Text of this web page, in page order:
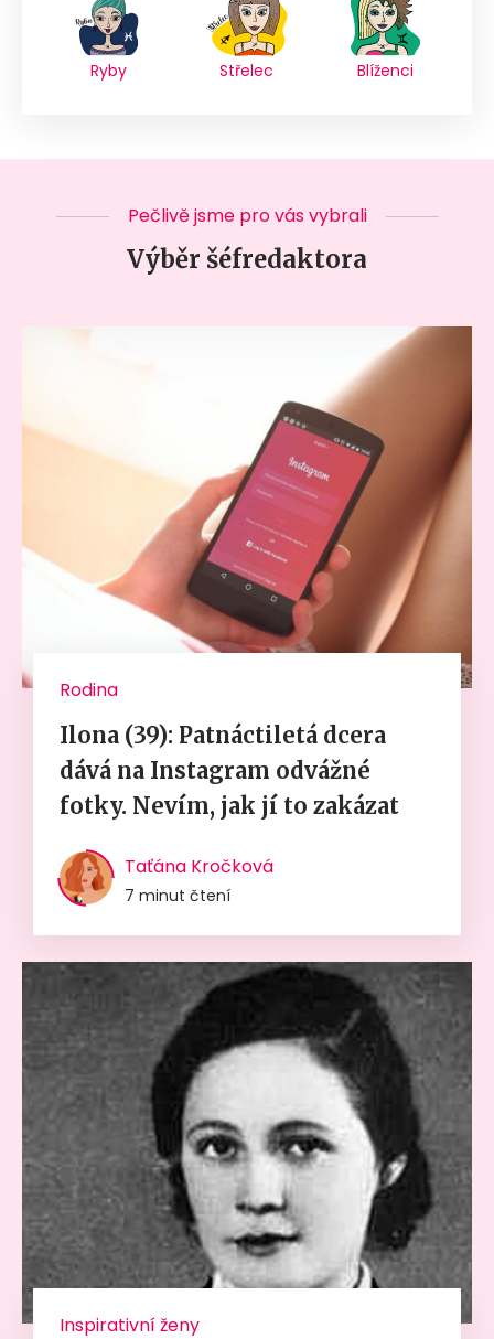
Ryby Střelec Blíženci
Pečlivě jsme pro vás vybrali
Výběr šéfredaktora
Rodina
Ilona (39): Patnáctiletá dcera
dává na Instagram odvážné
fotky. Nevím, jak jí to zakázat
Taťána Kročková
7 minut čtení
Inspirativní ženy